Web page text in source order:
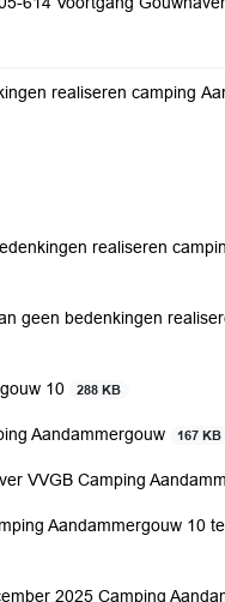
realiseren camping
realiseren
geen bedenkingen
10 288 KB
Aandammergouw 167 KB
VVGB Camping
Aandammergouw 10
2025 Camping